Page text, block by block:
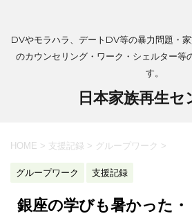
DVやモラハラ、デートDV等の暴力問題・
のカウンセリング・ワーク・シェルター等
す。
日本家族再生セ
HOME > 支援記録 > グループワーク >
グループワーク 支援記録
銀座の学びも暑かった・